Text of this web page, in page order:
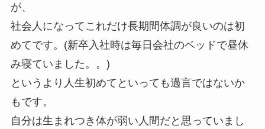
が、
社会人になってこれだけ長期間体調が良いのは初
めてです。(新卒入社時は毎日会社のベッドで昼休
み寝ていました。。)
というより人生初めてといっても過言ではないか
もです。
自分は生まれつき体が弱い人間だと思っていまし